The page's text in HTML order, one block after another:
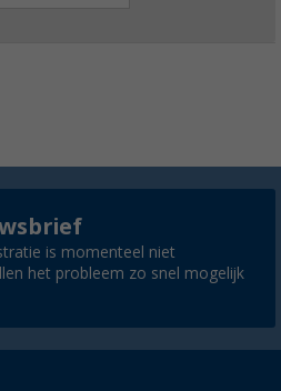
is momenteel niet
het probleem zo snel mogelijk